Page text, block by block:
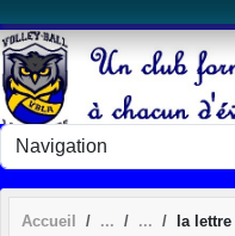
Accueil la